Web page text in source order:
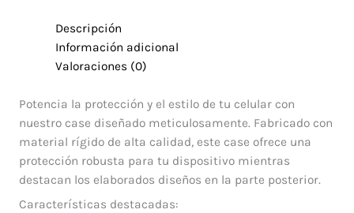
Descripción
Información adicional
Valoraciones (0)
Potencia la protección y el estilo de tu celular con
nuestro case diseñado meticulosamente. Fabricado con
material rígido de alta calidad, este case ofrece una
protección robusta para tu dispositivo mientras
destacan los elaborados diseños en la parte posterior.
Características destacadas: